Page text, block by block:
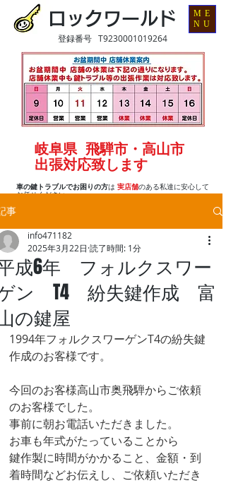
ロックワールド
車の鍵トラブルでお困りの方は 実店舗のある私達に安心して
お任せください
岐阜県 飛騨市・高山市
出張対応致します
登録番号 T9230001019264
ME
NU
事
成6年 フォルクスワー
ン T4 紛失鍵作成 富
の鍵屋
info471182
2025年3月22日 読了時間: 1分
1994年フォルクスワーゲンT4の紛失鍵
作成のお客様です。
今回のお客様高山市奥飛騨からご依頼
のお客様でした。
事前に朝お電話いただきました。
お車も年式がたっていることから
鍵作製に時間がかかること、金額・到
着時間などお伝えし、ご依頼いただき